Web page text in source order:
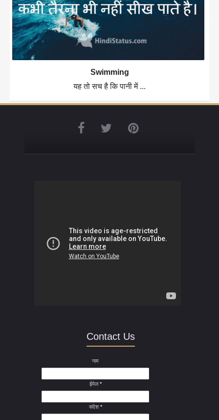
Swimming
यह तो सच है कि पानी में ...
Contact Us
नाम
ईमेल*
संदेश*